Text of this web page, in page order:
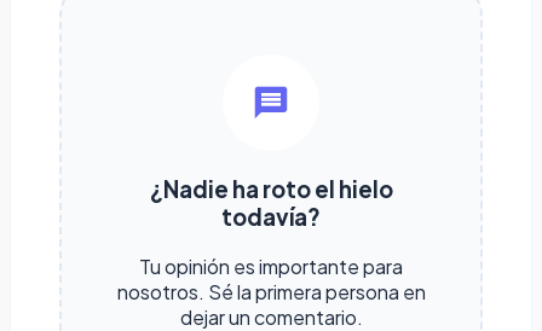
¿Nadie ha roto el hielo
todavía?
Tu opinión es importante para
nosotros. Sé la primera persona en
dejar un comentario.